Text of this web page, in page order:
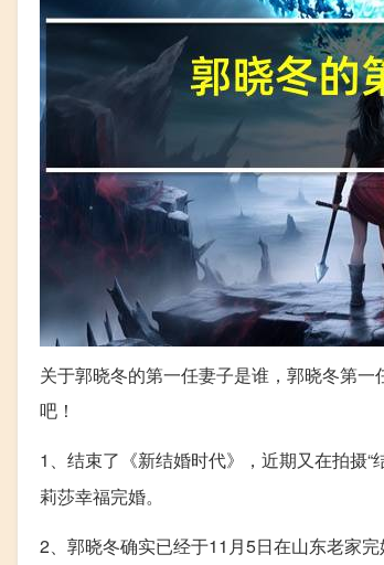
关于郭晓冬的第一任妻子是谁，郭晓冬第
吧！
1、结束了《新结婚时代》，近期又在拍摄
莉莎幸福完婚。
2、郭晓冬确实已经于11月5日在山东老家完